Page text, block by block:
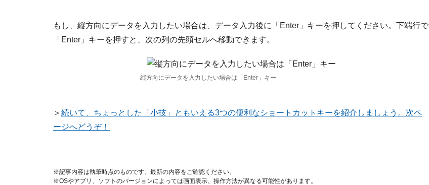
もし、縦方向にデータを入力したい場合は、データ入力後に「Enter」キーを押してください。下端行で
「Enter」キーを押すと、次の列の先頭セルへ移動できます。
縦方向にデータを入力したい場合は「Enter」キー
＞ 続いて、ちょっとした「小技」ともいえる3つの便利なショートカットキーを紹介しましょう。次ペ
ージへどうぞ！
※記事内容は執筆時点のものです。最新の内容をご確認ください。
※OSやアプリ、ソフトのバージョンによっては画面表示、操作方法が異なる可能性があります。